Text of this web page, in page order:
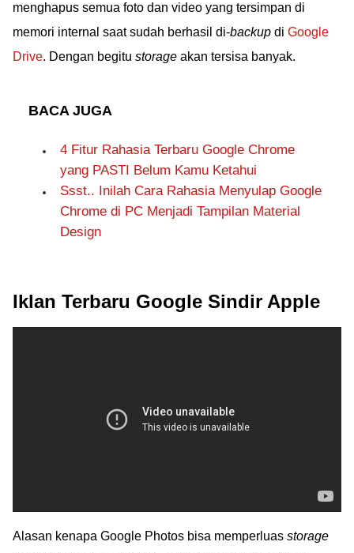
menghapus semua foto dan video yang tersimpan di
memori internal saat sudah berhasil di-backup di Google
Drive. Dengan begitu storage akan tersisa banyak.
BACA JUGA
4 Fitur Rahasia Terbaru Google Chrome
yang PASTI Belum Kamu Ketahui
Ssst.. Inilah Cara Rahasia Menyulap Google
Chrome di PC Menjadi Tampilan Material
Design
Iklan Terbaru Google Sindir Apple
Alasan kenapa Google Photos bisa memperluas storage